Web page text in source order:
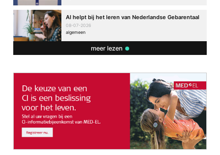
AI helpt bij het leren van Nederlandse Gebarentaal
08-07-2026
algemeen
meer lezen